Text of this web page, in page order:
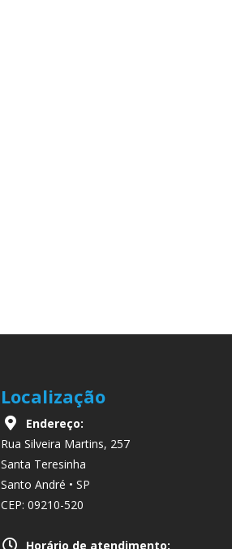
Localização
Endereço:
Rua Silveira Martins, 257
Santa Teresinha
Santo André • SP
CEP: 09210-520
Horário de atendimento: